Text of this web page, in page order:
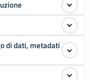
di dati, metadati